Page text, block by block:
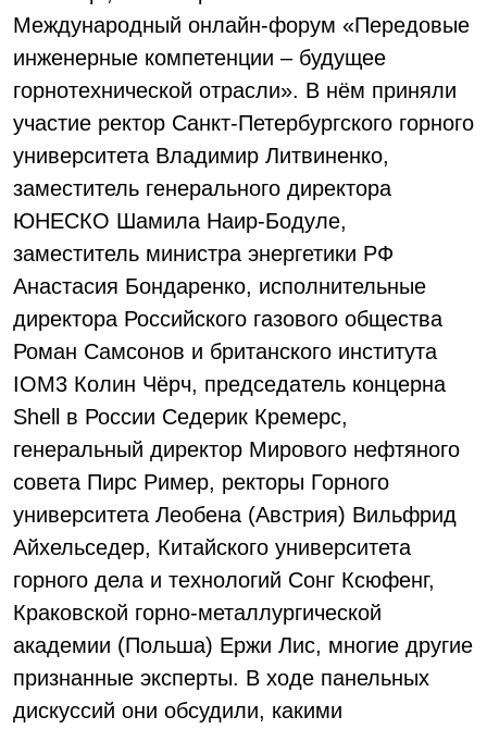
Международный онлайн-форум «Передовые
инженерные компетенции – будущее
горнотехнической отрасли». В нём приняли
участие ректор Санкт-Петербургского горного
университета Владимир Литвиненко,
заместитель генерального директора
ЮНЕСКО Шамила Наир-Бодуле,
заместитель министра энергетики РФ
Анастасия Бондаренко, исполнительные
директора Российского газового общества
Роман Самсонов и британского института
IOM3 Колин Чёрч, председатель концерна
Shell в России Седерик Кремерс,
генеральный директор Мирового нефтяного
совета Пирс Ример, ректоры Горного
университета Леобена (Австрия) Вильфрид
Айхельседер, Китайского университета
горного дела и технологий Сонг Ксюфенг,
Краковской горно-металлургической
академии (Польша) Ержи Лис, многие другие
признанные эксперты. В ходе панельных
дискуссий они обсудили, какими